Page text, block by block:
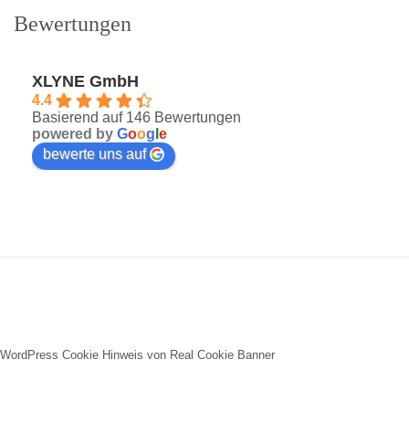
Bewertungen
XLYNE GmbH
4.4
Basierend auf 146 Bewertungen
powered by Goog e
bewerte uns auf
WordPress Cookie Hinweis von Real Cookie Banner